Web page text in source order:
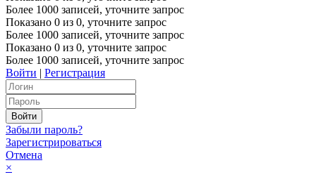
Более 1000 записей, уточните запрос
Показано 0 из 0, уточните запрос
Более 1000 записей, уточните запрос
Показано 0 из 0, уточните запрос
Более 1000 записей, уточните запрос
Войти | Регистрация
Забыли пароль?
Зарегистрироваться
Отмена
×